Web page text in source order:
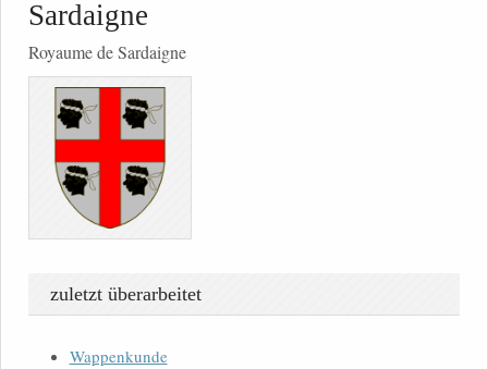
Sardaigne
Royaume de Sardaigne
zuletzt überarbeitet
Wappenkunde